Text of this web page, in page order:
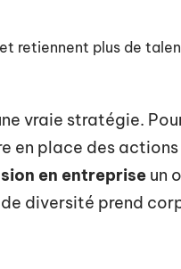
retiennent plus de
vraie stratégie.
en place des
en entreprise un
diversité prend